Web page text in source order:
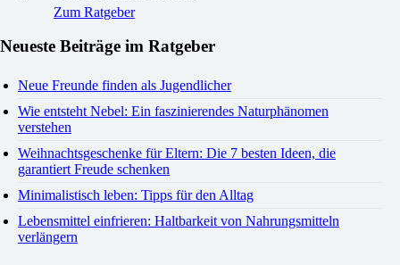
Zum Ratgeber
Neueste Beiträge im Ratgeber
Neue Freunde finden als Jugendlicher
Wie entsteht Nebel: Ein faszinierendes Naturphänomen
verstehen
Weihnachtsgeschenke für Eltern: Die 7 besten Ideen, die
garantiert Freude schenken
Minimalistisch leben: Tipps für den Alltag
Lebensmittel einfrieren: Haltbarkeit von Nahrungsmitteln
verlängern